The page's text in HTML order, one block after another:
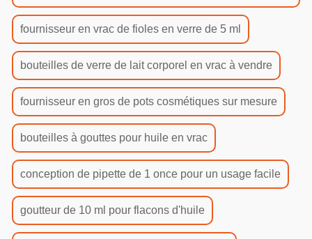
fournisseur en vrac de fioles en verre de 5 ml
bouteilles de verre de lait corporel en vrac à vendre
fournisseur en gros de pots cosmétiques sur mesure
bouteilles à gouttes pour huile en vrac
conception de pipette de 1 once pour un usage facile
goutteur de 10 ml pour flacons d'huile